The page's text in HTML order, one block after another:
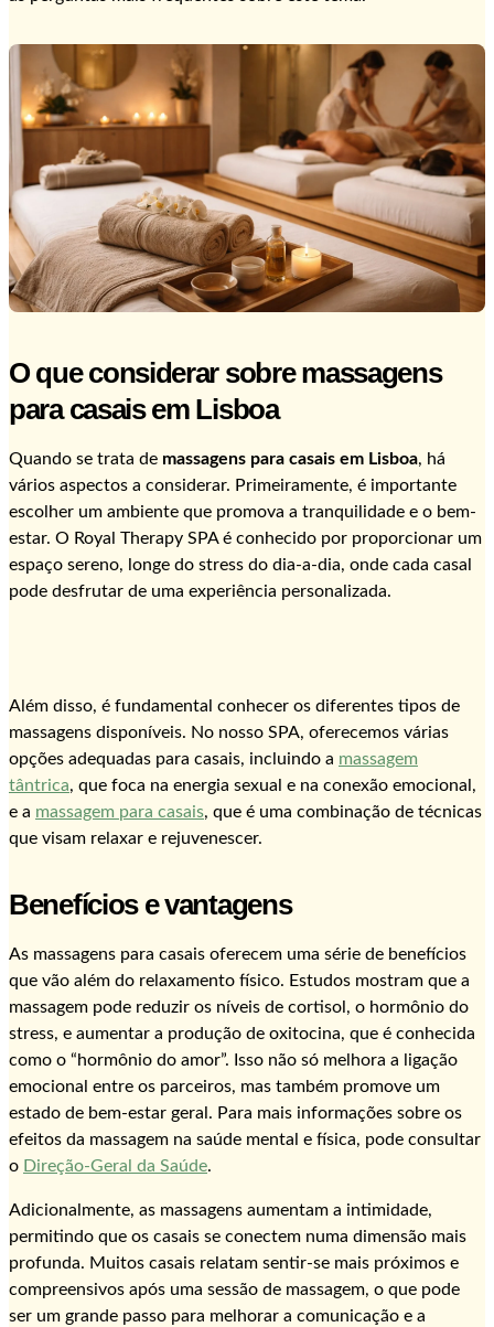
O que considerar sobre massagens
para casais em Lisboa
Quando se trata de massagens para casais em Lisboa, há
vários aspectos a considerar. Primeiramente, é importante
escolher um ambiente que promova a tranquilidade e o bem-
estar. O Royal Therapy SPA é conhecido por proporcionar um
espaço sereno, longe do stress do dia-a-dia, onde cada casal
pode desfrutar de uma experiência personalizada.
Além disso, é fundamental conhecer os diferentes tipos de
massagens disponíveis. No nosso SPA, oferecemos várias
opções adequadas para casais, incluindo a massagem
tântrica, que foca na energia sexual e na conexão emocional,
e a massagem para casais, que é uma combinação de técnicas
que visam relaxar e rejuvenescer.
Benefícios e vantagens
As massagens para casais oferecem uma série de benefícios
que vão além do relaxamento físico. Estudos mostram que a
massagem pode reduzir os níveis de cortisol, o hormônio do
stress, e aumentar a produção de oxitocina, que é conhecida
como o “hormônio do amor”. Isso não só melhora a ligação
emocional entre os parceiros, mas também promove um
estado de bem-estar geral. Para mais informações sobre os
efeitos da massagem na saúde mental e física, pode consultar
o Direção-Geral da Saúde.
Adicionalmente, as massagens aumentam a intimidade,
permitindo que os casais se conectem numa dimensão mais
profunda. Muitos casais relatam sentir-se mais próximos e
compreensivos após uma sessão de massagem, o que pode
ser um grande passo para melhorar a comunicação e a